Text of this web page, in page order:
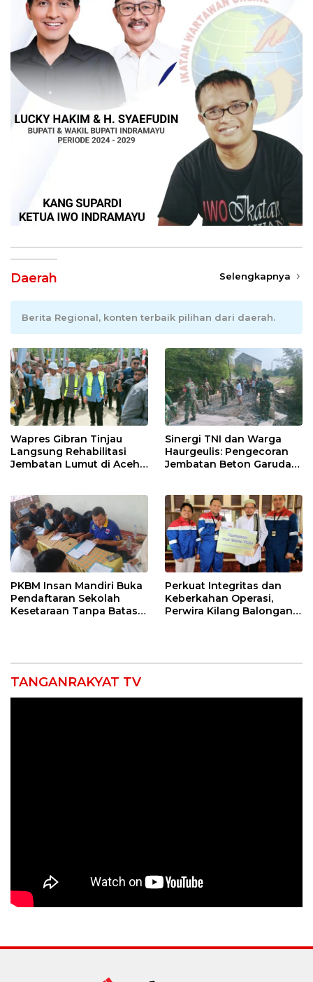
Daerah Selengkapnya
Berita Regional, konten terbaik pilihan dari daerah.
Wapres Gibran Tinjau
Langsung Rehabilitasi
Jembatan Lumut di Aceh
Sinergi TNI dan Warga
Haurgeulis: Pengecoran
Jembatan Beton Garuda
PKBM Insan Mandiri Buka
Pendaftaran Sekolah
Kesetaraan Tanpa Batas
Perkuat Integritas dan
Keberkahan Operasi,
Perwira Kilang Balongan
TANGANRAKYAT TV